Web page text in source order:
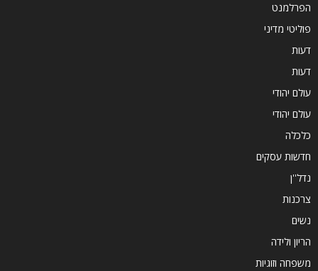
הפרלמנט
פוליטי מדיני
דעות
דעות
עולם יהודי
עולם יהודי
כלכלה
חדשות עסקים
נדל''ן
צרכנות
נשים
הריון ולידה
משפחה וזוגיות